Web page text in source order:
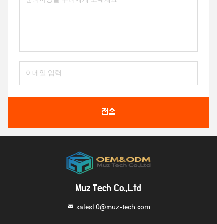
전송
Muz Tech Co.,Ltd
sales10@muz-tech.com